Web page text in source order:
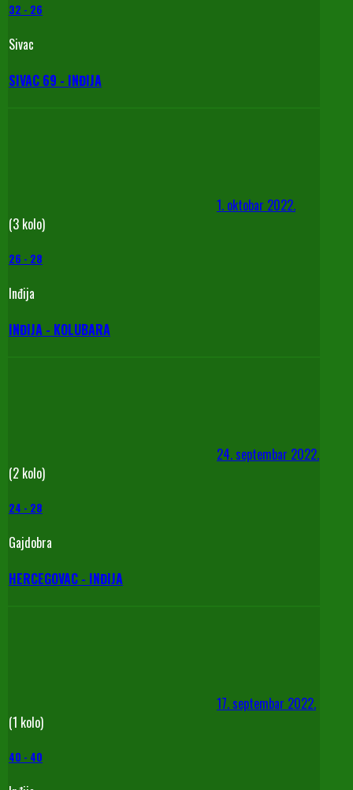
32 - 26
Sivac
SIVAC 69 - INĐIJA
1. oktobar 2022.
(3 kolo)
26 - 28
Inđija
INĐIJA - KOLUBARA
24. septembar 2022.
(2 kolo)
24 - 28
Gajdobra
HERCEGOVAC - INĐIJA
17. septembar 2022.
(1 kolo)
40 - 40